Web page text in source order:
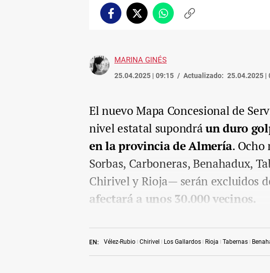
FacebookTwitterWhatsappCopiar
MARINA GINÉS
25.04.2025 | 09:15 Actualizado: 25.04.2025 |
EN: Vélez-Rubio Chirivel Los Gallardos Rioja Tabernas
El nuevo Mapa Concesional de
nivel estatal supondráun duro
en la provincia de Almería.
Sorbas, Carboneras, Benahadux,
Chirivel y Rioja— serán excluidos
afectará a unos 30.000 vecinos.